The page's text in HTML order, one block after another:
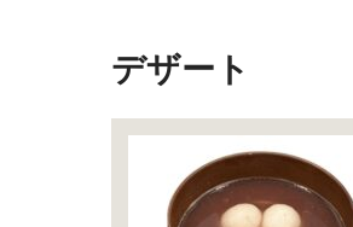
デザート